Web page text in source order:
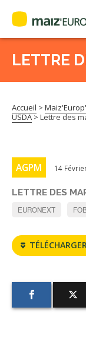
:
LETTRE
Accueil > Maiz'Europ'
USDA> Lettre des
AGPM 14
LETTRE DES
EURONEXT